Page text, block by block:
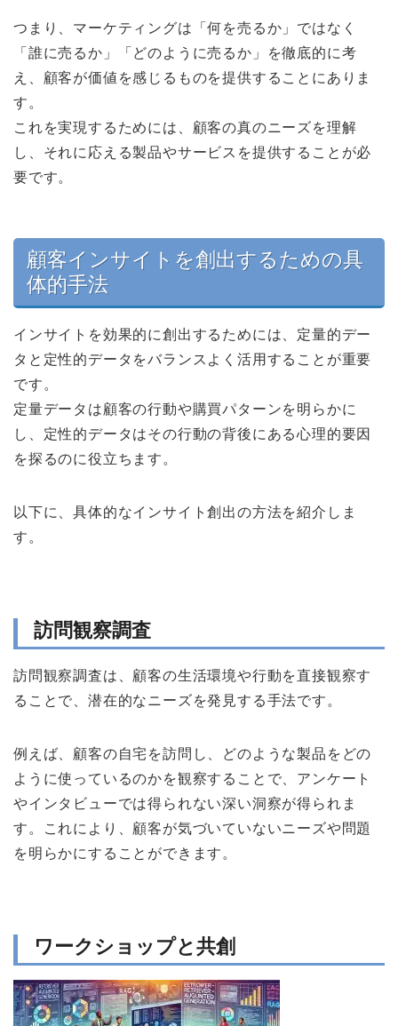
つまり、マーケティングは「何を売るか」ではなく
「誰に売るか」「どのように売るか」を徹底的に考
え、顧客が価値を感じるものを提供することにありま
す。
これを実現するためには、顧客の真のニーズを理解
し、それに応える製品やサービスを提供することが必
要です。
顧客インサイトを創出するための具
体的手法
インサイトを効果的に創出するためには、定量的デー
タと定性的データをバランスよく活用することが重要
です。
定量データは顧客の行動や購買パターンを明らかに
し、定性的データはその行動の背後にある心理的要因
を探るのに役立ちます。
以下に、具体的なインサイト創出の方法を紹介しま
す。
訪問観察調査
訪問観察調査は、顧客の生活環境や行動を直接観察す
ることで、潜在的なニーズを発見する手法です。
例えば、顧客の自宅を訪問し、どのような製品をどの
ように使っているのかを観察することで、アンケート
やインタビューでは得られない深い洞察が得られま
す。これにより、顧客が気づいていないニーズや問題
を明らかにすることができます。
ワークショップと共創